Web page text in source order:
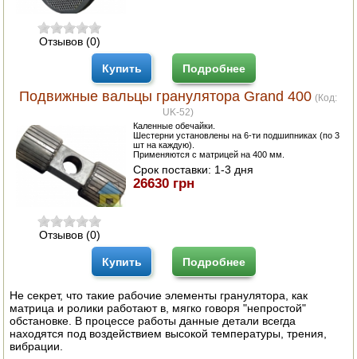
Отзывов (0)
Купить Подробнее
Подвижные вальцы гранулятора Grand 400 (Код:
UK-52)
Отзывов (0)
Каленные обечайки.
Шестерни установлены на 6-ти подшипниках (по 3
шт на каждую).
Применяются с матрицей на 400 мм.
Срок поставки: 1-3 дня
26630 грн
Купить Подробнее
Не секрет, что такие рабочие элементы гранулятора, как
матрица и ролики работают в, мягко говоря "непростой"
обстановке. В процессе работы данные детали всегда
находятся под воздействием высокой температуры, трения,
вибрации.